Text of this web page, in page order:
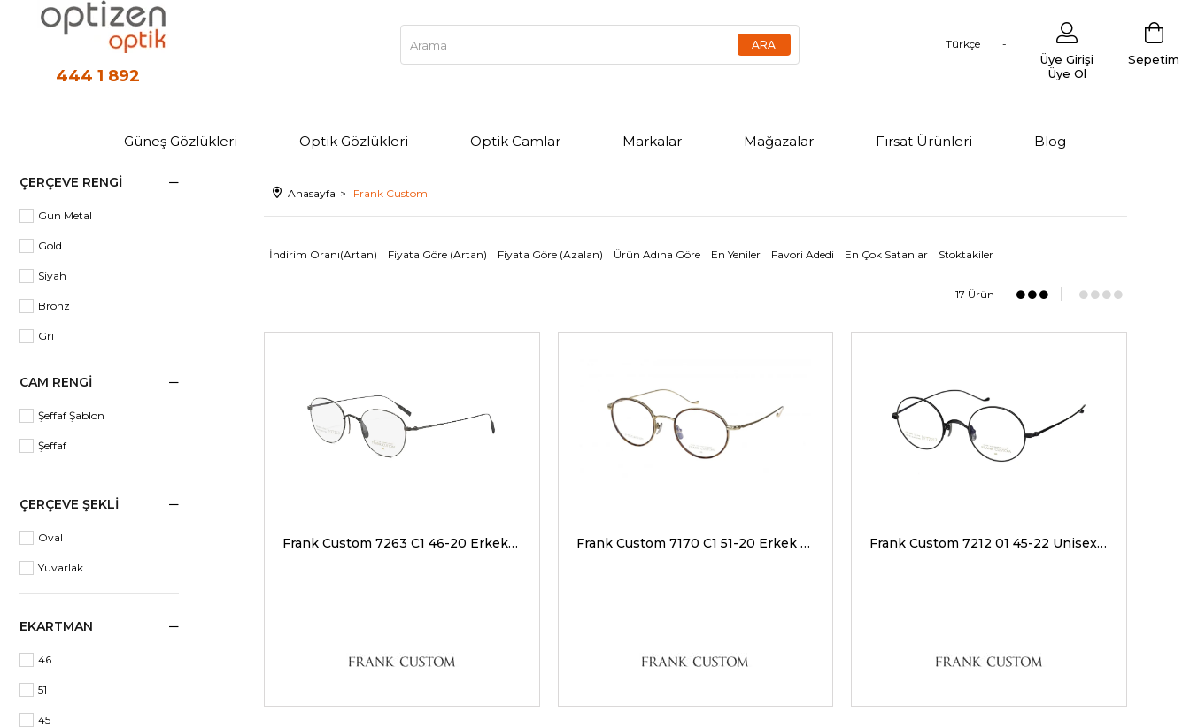
444 1 892
Türkçe
Sepetim
Üye Girişi
Üye Ol
Güneş Gözlükleri Optik Gözlükleri Optik Camlar Markalar Mağazalar Fırsat Ürünleri Blog
ÇERÇEVE RENGI
Gun Metal
Gold
Siyah
Bronz
Gri
CAM RENGI
Şeffaf Şablon
Şeffaf
ÇERÇEVE ŞEKLI
Oval
Yuvarlak
EKARTMAN
46
51
45
Anasayfa Frank Custom
İndirim Oranı(Artan) Fiyata Göre (Artan) Fiyata Göre (Azalan) Ürün Adına Göre En Yeniler Favori Adedi En Çok Satanlar Stoktakiler
17 Ürün
Frank Custom 7263 C1 46-20 Erkek Optik Gözlükler Frank Custom 7170 C1 51-20 Erkek Optik Gözlükler Frank Custom 7212 01 45-22 Unisex Optik Gözlükler